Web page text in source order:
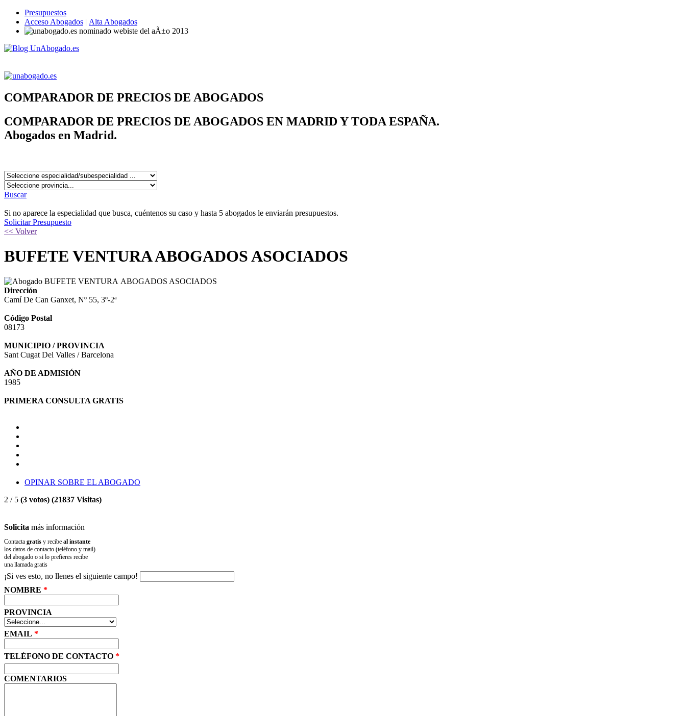
Presupuestos
Acceso Abogados | Alta Abogados
COMPARADOR DE PRECIOS DE ABOGADOS
COMPARADOR DE PRECIOS DE ABOGADOS EN MADRID Y TODA ESPAÑA.
Abogados en Madrid.
Buscar
Si no aparece la especialidad que busca, cuéntenos su caso y hasta 5 abogados le enviarán presupuestos.
Solicitar Presupuesto
<< Volver
BUFETE VENTURA ABOGADOS ASOCIADOS
Dirección
Camí De Can Ganxet, Nº 55, 3º-2ª
Código Postal
08173
MUNICIPIO / PROVINCIA
Sant Cugat Del Valles / Barcelona
AÑO DE ADMISIÓN
1985
PRIMERA CONSULTA GRATIS
OPINAR SOBRE EL ABOGADO
2 / 5 (3 votos) (21837 Visitas)
Solicita más información
Contacta gratis y recibe al instante
los datos de contacto (teléfono y mail)
del abogado o si lo prefieres recibe
una llamada gratis
¡Si ves esto, no llenes el siguiente campo!
NOMBRE *
PROVINCIA
EMAIL *
TELÉFONO DE CONTACTO *
COMENTARIOS